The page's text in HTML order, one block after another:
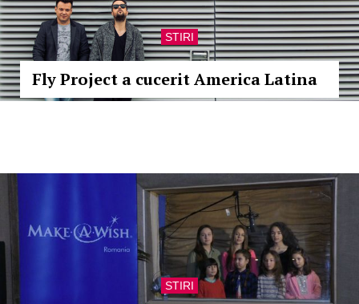
STIRI
Fly Project a cucerit America Latina
STIRI